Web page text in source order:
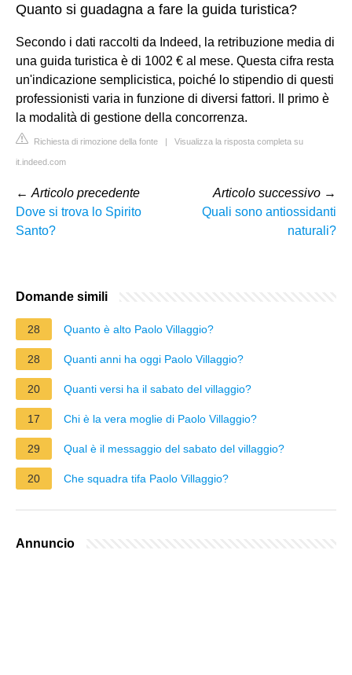
Quanto si guadagna a fare la guida turistica?
Secondo i dati raccolti da Indeed, la retribuzione media di
una guida turistica è di 1002 € al mese. Questa cifra resta
un'indicazione semplicistica, poiché lo stipendio di questi
professionisti varia in funzione di diversi fattori. Il primo è
la modalità di gestione della concorrenza.
Richiesta di rimozione della fonte | Visualizza la risposta completa su
it.indeed.com
← Articolo precedente
Dove si trova lo Spirito
Santo?
Articolo successivo →
Quali sono antiossidanti
naturali?
Domande simili
28 Quanto è alto Paolo Villaggio?
28 Quanti anni ha oggi Paolo Villaggio?
20 Quanti versi ha il sabato del villaggio?
17 Chi è la vera moglie di Paolo Villaggio?
29 Qual è il messaggio del sabato del villaggio?
20 Che squadra tifa Paolo Villaggio?
Annuncio